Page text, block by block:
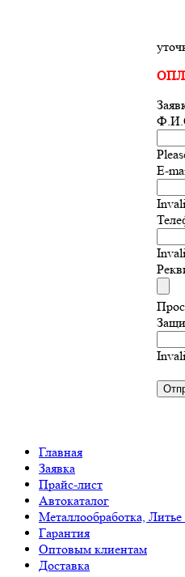
E-
Главная
Заявка
Прайс-лист
Автокаталог
Металлообработка, Литье
Гарантия
Оптовым клиентам
Доставка